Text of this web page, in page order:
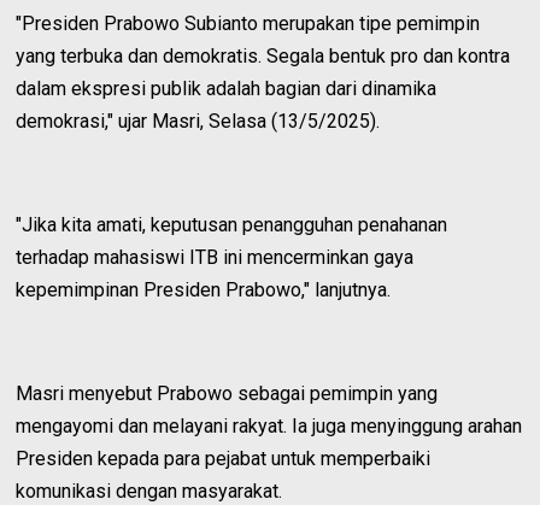
"Presiden Prabowo Subianto merupakan tipe pemimpin
yang terbuka dan demokratis. Segala bentuk pro dan kontra
dalam ekspresi publik adalah bagian dari dinamika
demokrasi," ujar Masri, Selasa (13/5/2025).
"Jika kita amati, keputusan penangguhan penahanan
terhadap mahasiswi ITB ini mencerminkan gaya
kepemimpinan Presiden Prabowo," lanjutnya.
Masri menyebut Prabowo sebagai pemimpin yang
mengayomi dan melayani rakyat. Ia juga menyinggung arahan
Presiden kepada para pejabat untuk memperbaiki
komunikasi dengan masyarakat.